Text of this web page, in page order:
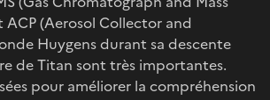
(Aerosol Collector and
Huygens durant sa descente
de Titan sont très importantes.
pour améliorer la compréhension